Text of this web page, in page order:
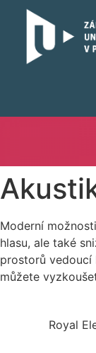
Moderní
hlasu, ale také
prostorů vedoucí
můžete
Royal